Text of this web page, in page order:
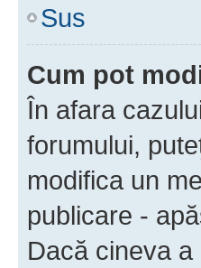
Sus
Cum pot
În afara
forumului,
modifica un
publicare -
Dacă cineva